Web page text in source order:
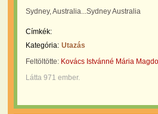
Sydney, Australia...Sydney Australia
Címkék:
Kategória: Utazás
Feltöltötte: Kovács Istvánné Mária
Látta 971 ember.